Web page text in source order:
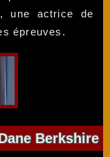
une actrice de
épreuves.
Berkshire